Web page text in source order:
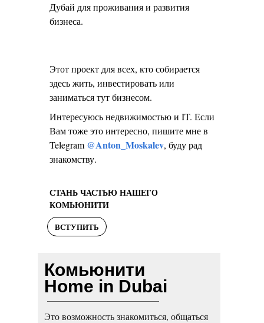
Дубай для проживания и развития
бизнеса.
Интересуюсь недвижимостью и IT. Если
Вам тоже это интересно, пишите мне в
Telegram @Anton_Moskalev, буду рад
знакомству.
СТАНЬ ЧАСТЬЮ НАШЕГО
КОМЬЮНИТИ
ВСТУПИТЬ
Этот проект для всех, кто собирается
здесь жить, инвестировать или
заниматься тут бизнесом.
Комьюнити
Home in Dubai
Это возможность знакомиться, общаться